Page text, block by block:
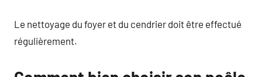
Le nettoyage du foyer et du cendrier doit être effectué
régulièrement.